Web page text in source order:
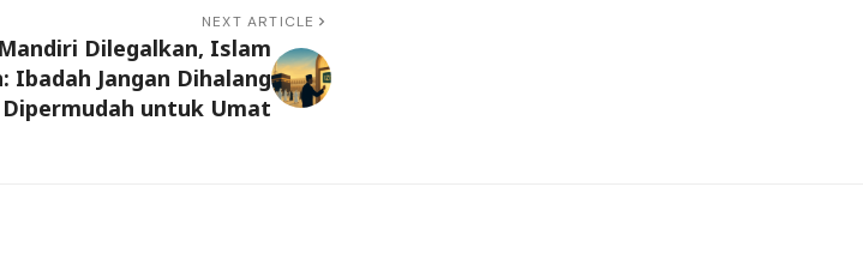
NEXT ARTICLE
Dilegalkan, Islam
Ibadah Jangan Dihalang
Dipermudah untuk Umat